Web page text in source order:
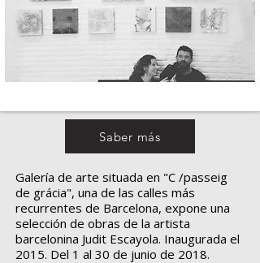
Saber más
Galería de arte situada en "C /passeig
de grácia", una de las calles más
recurrentes de Barcelona, expone una
selección de obras de la artista
barcelonina Judit Escayola. Inaugurada el
2015. Del 1 al 30 de junio de 2018.